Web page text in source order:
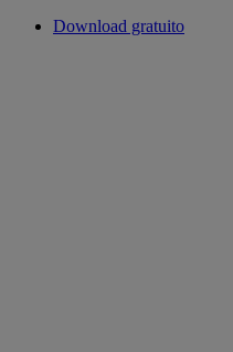
Download gratuito